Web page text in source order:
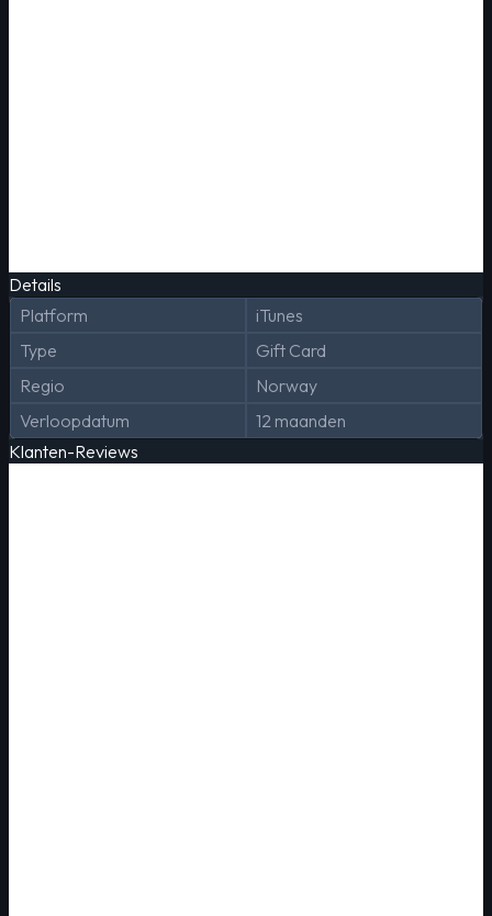
Details
Platform
iTunes
Type
Gift Card
Regio
Norway
Verloopdatum
12 maanden
Klanten-Reviews